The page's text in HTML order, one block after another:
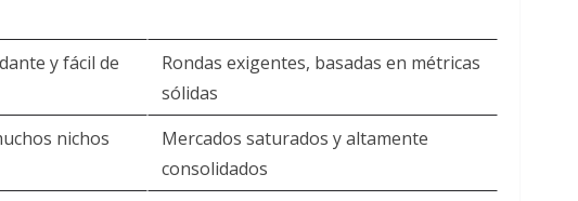
y fácil de
Rondas exigentes, basadas en métricas
sólidas
nichos
Mercados saturados y altamente
consolidados